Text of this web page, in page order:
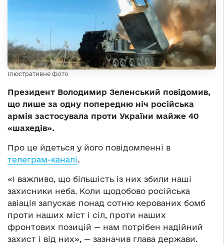
Ілюстративне фото
Президент Володимир Зеленський повідомив,
що лише за одну попередню ніч російська
армія застосувала проти України майже 40
«шахедів».
Про це йдеться у його повідомленні в
телеграм-каналі.
«І важливо, що більшість із них збили наші
захисники неба. Коли щодобово російська
авіація запускає понад сотню керованих бомб
проти наших міст і сіл, проти наших
фронтових позицій — нам потрібен надійний
захист і від них», — зазначив глава держави.